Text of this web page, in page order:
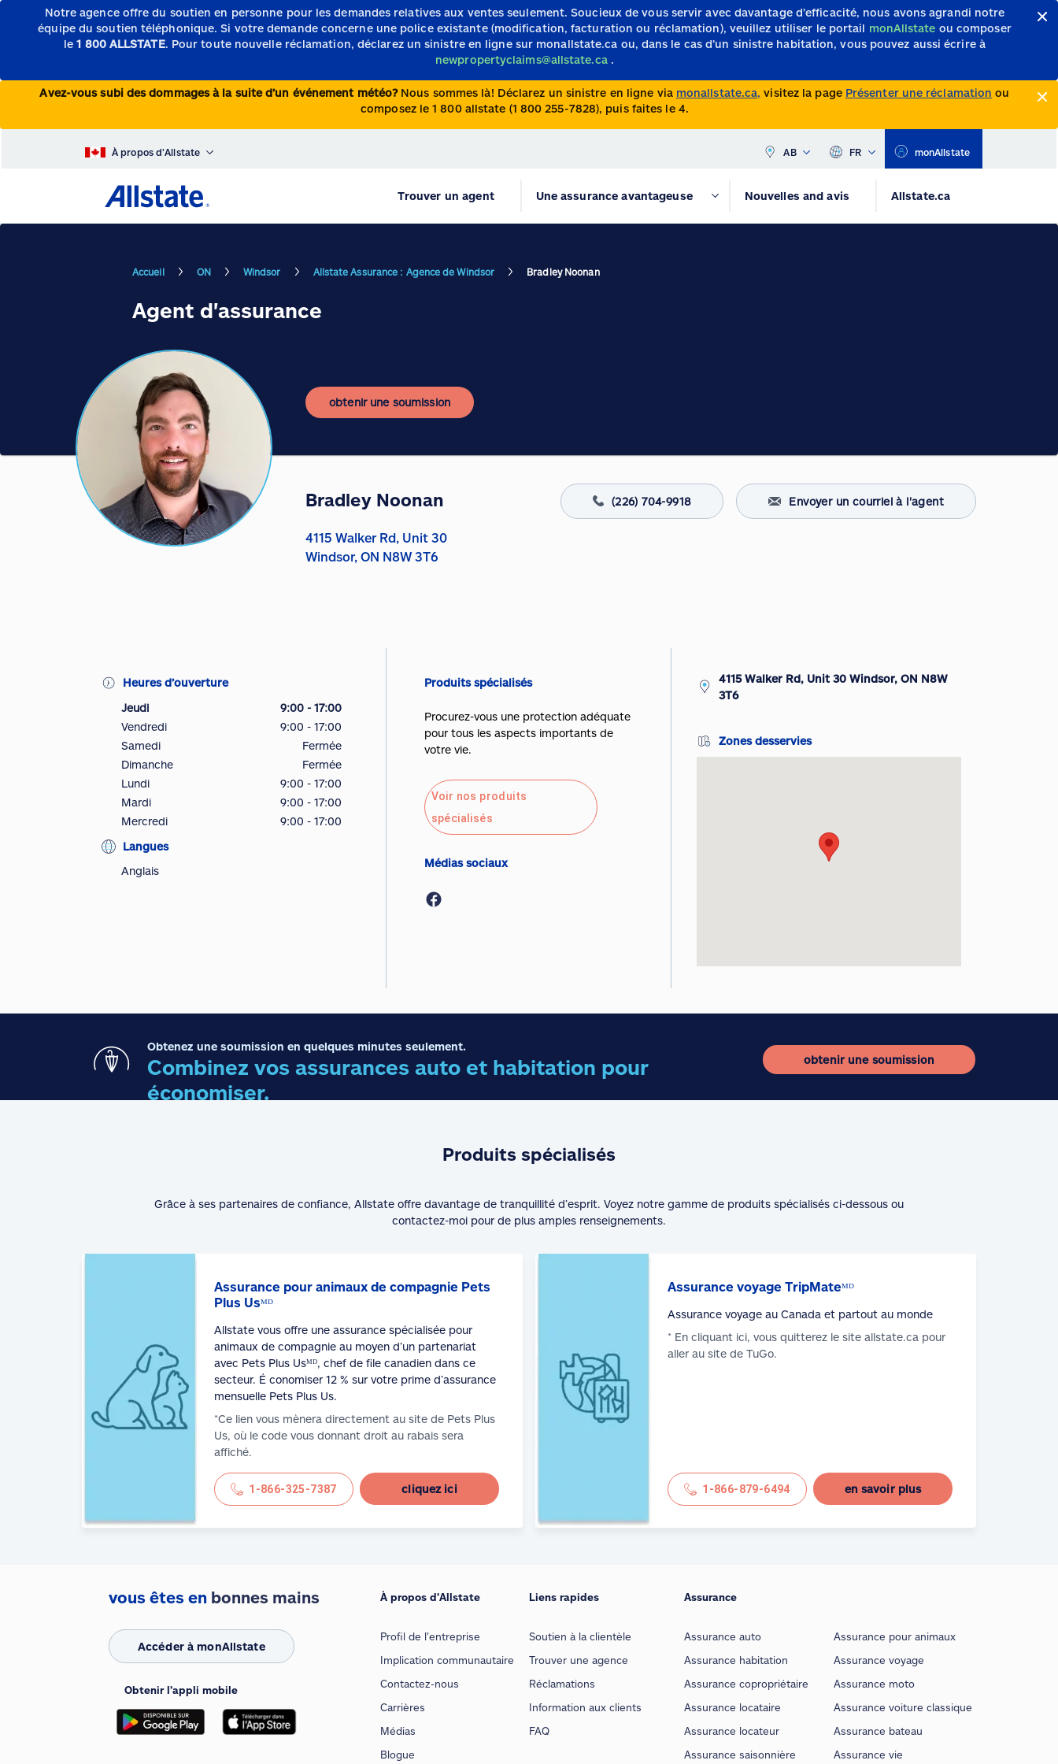
Notre agence offre du soutien en personne pour les demandes relatives aux ventes seulement.Soucieux de vous servir avec davantage d’efficacité, nous avons agrandi notre
équipe du soutien téléphonique.Si votre demande concerne une police existante (modification, facturation ou réclamation), veuillez utiliser le portail monAllstate ou composer
le1 800 ALLSTATE. Pour toute nouvelle réclamation, déclarez un sinistre en ligne sur monallstate.ca ou, dans le cas d’un sinistre habitation, vous pouvez aussi écrire à
newpropertyclaims@allstate.ca .
Avez-vous subi des dommages à la suite d’un événement météo? Nous sommes là! Déclarez un sinistre en ligne via monallstate.ca, visitez la page Présenter une réclamation ou
composez le 1 800 allstate (1 800 255-7828), puis faites le 4.
À propos d’Allstate AB FR monAllstate
Trouver un agent Une assurance avantageuse Nouvelles and avis Allstate.ca
Accueil ON Windsor Allstate Assurance : Agence de Windsor Bradley Noonan
Agent d'assurance
obtenir une soumission
Bradley Noonan (226) 704-9918 Envoyer un courriel à l'agent
4115 Walker Rd, Unit 30
Windsor, ON N8W 3T6
Heures d’ouverture
Jeudi
9:00 - 17:00
Vendredi
9:00 - 17:00
Samedi
Fermée
Dimanche
Fermée
Lundi
9:00 - 17:00
Mardi
9:00 - 17:00
Mercredi
9:00 - 17:00
Langues
Anglais
Produits spécialisés
Procurez-vous une protection adéquate
pour tous les aspects importants de
votre vie.
Voir nos produits
spécialisés
Médias sociaux
4115 Walker Rd, Unit 30 Windsor, ON N8W
3T6
Zones desservies
Obtenez une soumission en quelques minutes seulement.
Combinez vos assurances auto et habitation pour
économiser.
obtenir une soumission
Produits spécialisés
Grâce à ses partenaires de confiance, Allstate offre davantage de tranquillité d’esprit. Voyez notre gamme de produits spécialisés ci-dessous ou
contactez-moi pour de plus amples renseignements.
Assurance pour animaux de compagnie Pets
Plus Usᴹᴰ
Allstate vous offre une assurance spécialisée pour
animaux de compagnie au moyen d’un partenariat
avec Pets Plus Usᴹᴰ, chef de file canadien dans ce
secteur. É conomiser 12 % sur votre prime d’assurance
mensuelle Pets Plus Us.
*Ce lien vous mènera directement au site de Pets Plus
Us, où le code vous donnant droit au rabais sera
affiché.
1-866-325-7387 cliquez ici
Assurance voyage TripMateᴹᴰ
Assurance voyage au Canada et partout au monde
* En cliquant ici, vous quitterez le site allstate.ca pour
aller au site de TuGo.
1-866-879-6494 en savoir plus
vous êtes en bonnes mains
Accéder à monAllstate
Obtenir l’appli mobile
À propos d’Allstate
Profil de l’entreprise
Implication communautaire
Contactez-nous
Carrières
Médias
Blogue
Liens rapides
Soutien à la clientèle
Trouver une agence
Réclamations
Information aux clients
FAQ
Assurance
Assurance auto
Assurance habitation
Assurance copropriétaire
Assurance locataire
Assurance locateur
Assurance saisonnière
Assurance pour animaux
Assurance voyage
Assurance moto
Assurance voiture classique
Assurance bateau
Assurance vie